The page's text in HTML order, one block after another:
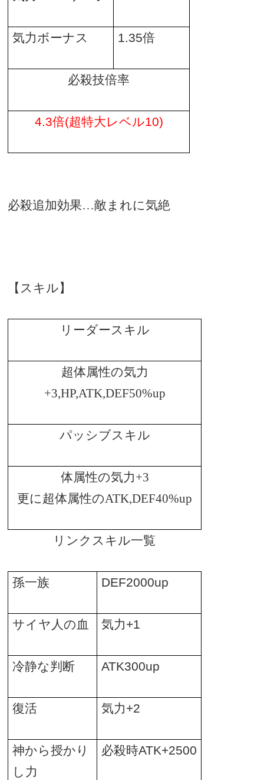
気力ボーナス 1.35倍
必殺技倍率
4.3倍(超特大レベル10)
必殺追加効果…敵まれに気絶
【スキル】
リーダースキル
超体属性の気力
+3,HP,ATK,DEF50%up
パッシブスキル
体属性の気力+3
更に超体属性のATK,DEF40%up
リンクスキル一覧
孫一族 DEF2000up
サイヤ人の血 気力+1
冷静な判断 ATK300up
復活 気力+2
神から授かり
し力
必殺時ATK+2500